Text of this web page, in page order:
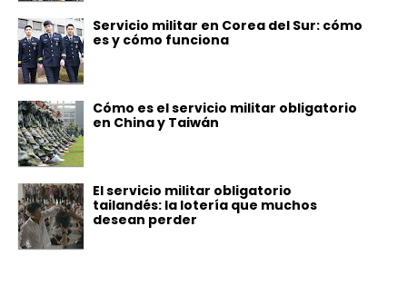
Servicio militar en Corea del Sur: cómo
es y cómo funciona
Cómo es el servicio militar obligatorio
en China y Taiwán
El servicio militar obligatorio
tailandés: la lotería que muchos
desean perder